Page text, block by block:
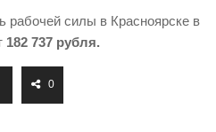
рабочей силы в Красноярске в
182 737 рубля.
0